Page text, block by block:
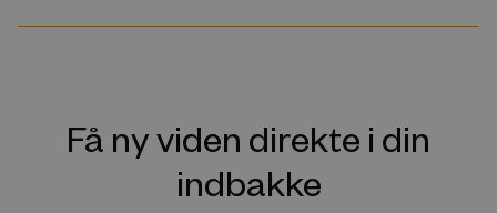
Få ny viden direkte i din
indbakke